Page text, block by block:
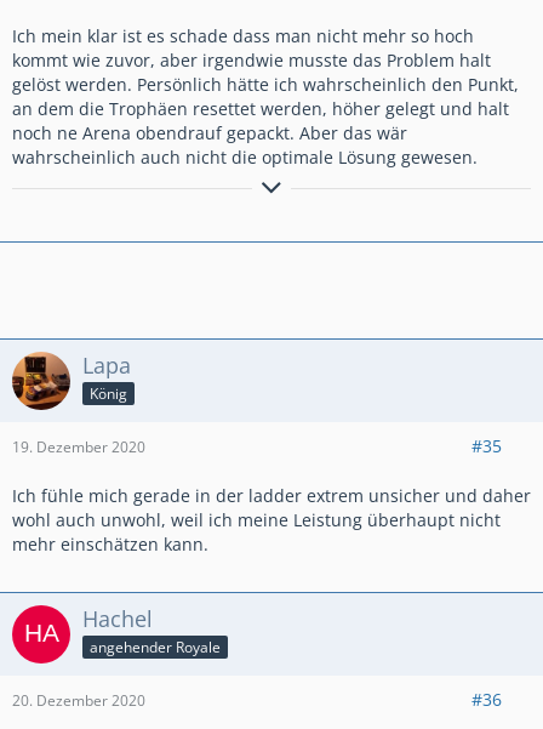
Ich mein klar ist es schade dass man nicht mehr so hoch
kommt wie zuvor, aber irgendwie musste das Problem halt
gelöst werden. Persönlich hätte ich wahrscheinlich den Punkt,
an dem die Trophäen resettet werden, höher gelegt und halt
noch ne Arena obendrauf gepackt. Aber das wär
wahrscheinlich auch nicht die optimale Lösung gewesen.
"If life won‘t wait, I guess it‘s up to me!"
Lapa
König
19. Dezember 2020 #35
Ich fühle mich gerade in der ladder extrem unsicher und daher
wohl auch unwohl, weil ich meine Leistung überhaupt nicht
mehr einschätzen kann.
Hachel
angehender Royale
20. Dezember 2020 #36